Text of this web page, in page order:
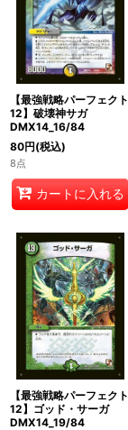
【最強戦略パーフェクト
12】破壊神サガ
DMX14_16/84
80円(税込)
8点
カートに入れる
【最強戦略パーフェクト
12】ゴッド・サーガ
DMX14_19/84